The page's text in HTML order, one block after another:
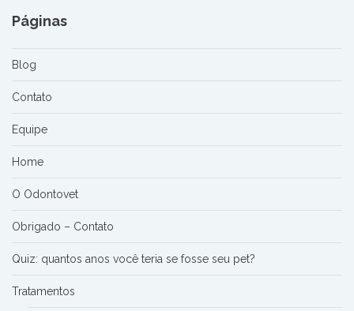
Páginas
Blog
Contato
Equipe
Home
O Odontovet
Obrigado – Contato
Quiz: quantos anos você teria se fosse seu pet?
Tratamentos